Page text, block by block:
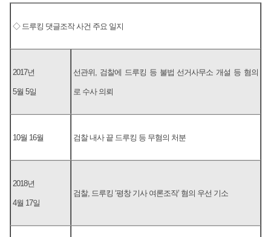
◇ 드루킹 댓글조작 사건 주요 일지
2017년
5월 5일
선관위, 검찰에 드루킹 등 불법 선거사무소 개설 등 혐의
로 수사 의뢰
10월 16월 검찰 내사 끝 드루킹 등 무혐의 처분
2018년
4월 17일
검찰, 드루킹 ‘평창 기사 여론조작’ 혐의 우선 기소